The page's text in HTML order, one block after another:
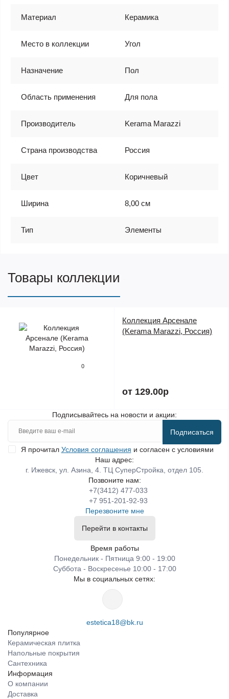
Материал Керамика
Место в коллекции Угол
Назначение Пол
Область применения Для пола
Производитель Kerama Marazzi
Страна производства Россия
Цвет Коричневый
Ширина 8,00 см
Тип Элементы
Товары коллекции
0
Коллекция Арсенале
(Kerama Marazzi, Россия)
от 129.00р
Подписывайтесь на новости и акции:
Подписаться
Я прочитал Условия соглашения и согласен с условиями
Наш адрес:
г. Ижевск, ул. Азина, 4. ТЦ СуперСтройка, отдел 105.
Позвоните нам:
+7(3412) 477-033
+7 951-201-92-93
Перезвоните мне
Перейти в контакты
Время работы
Понедельник - Пятница 9:00 - 19:00
Суббота - Воскресенье 10:00 - 17:00
Мы в социальных сетях:
estetica18@bk.ru
Популярное
Керамическая плитка
Напольные покрытия
Сантехника
Информация
О компании
Доставка